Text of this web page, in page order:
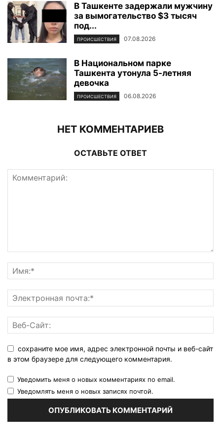
В Ташкенте задержали мужчину
за вымогательство $3 тысяч
под...
ПРОИСШЕСТВИЯ 07.08.2026
В Национальном парке
Ташкента утонула 5-летняя
девочка
ПРОИСШЕСТВИЯ 06.08.2026
НЕТ КОММЕНТАРИЕВ
ОСТАВЬТЕ ОТВЕТ
сохраните мое имя, адрес электронной почты и веб-сайт
в этом браузере для следующего комментария.
Уведомить меня о новых комментариях по email.
Уведомлять меня о новых записях почтой.